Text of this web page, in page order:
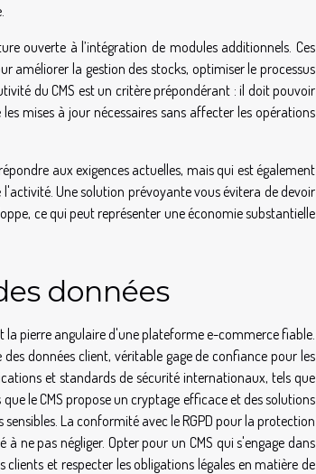
ouverte à l’intégration de modules additionnels. Ces
améliorer la gestion des stocks, optimiser le processus
du CMS est un critère prépondérant : il doit pouvoir
mises à jour nécessaires sans affecter les opérations
aux exigences actuelles, mais qui est également
Une solution prévoyante vous évitera de devoir
ce qui peut représenter une économie substantielle
données
pierre angulaire d'une plateforme e-commerce fiable.
données client, véritable gage de confiance pour les
et standards de sécurité internationaux, tels que
le CMS propose un cryptage efficace et des solutions
La conformité avec le RGPD pour la protection
ne pas négliger. Opter pour un CMS qui s'engage dans
et respecter les obligations légales en matière de